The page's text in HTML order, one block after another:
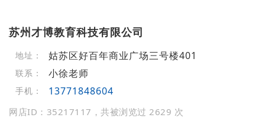
苏州才博教育科技有限公司
地址： 姑苏区好百年商业广场三号楼401
联系： 小徐老师
手机： 13771848604
网店ID：35217117，共被浏览过 2629 次